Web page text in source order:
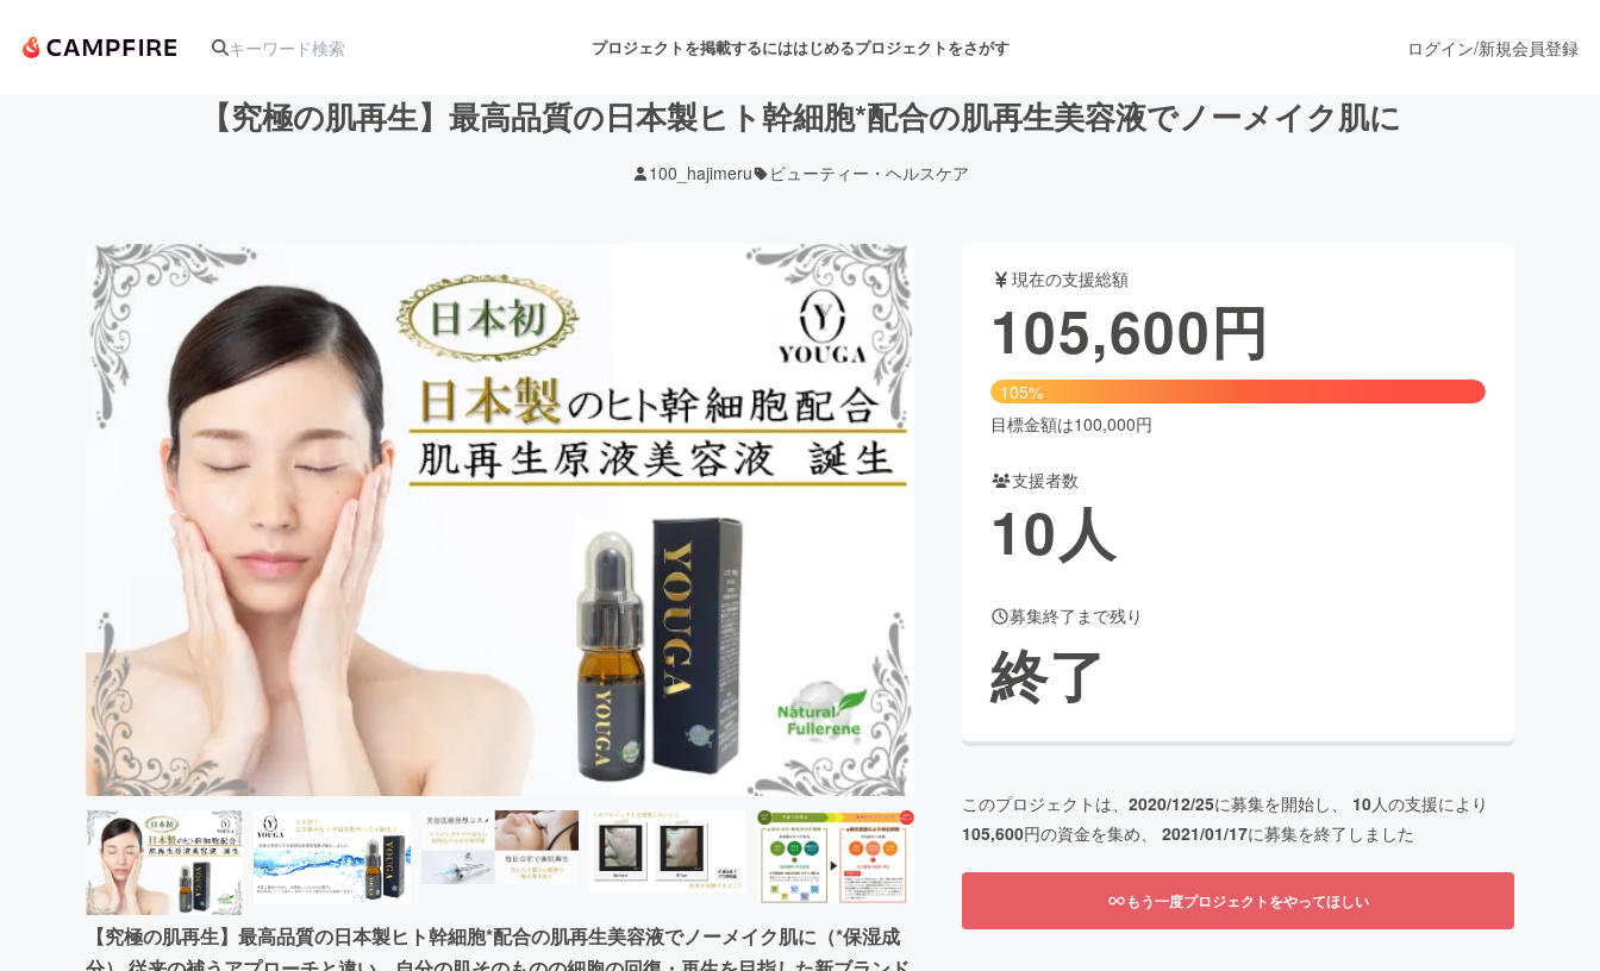
プロジェクトを掲載するにははじめるプロジェクトをさがす
アート・写真 音楽 舞台・パフォーマンス
テクノロジー・ガジェット フード・飲食店 ファッション
映像・映画 書籍・雑誌出版 アニメ・漫画
ビジネス・起業 チャレンジ ビューティー・ヘルスケア
まちづくり・地域活性化
CAMPFIRE for Social Good
CAMPFIRE Creation
CAMPFIREふるさと納税
machi-yaコミュニティ
ログイン/新規会員登録
【究極の肌再生】最高品質の日本製ヒト幹細胞*配合の肌再生美容液でノーメイク肌に
100_hajimeru ビューティー・ヘルスケア
【究極の肌再生】最高品質の日本製ヒト幹細胞*配合の肌再生美容液でノーメイク肌に（*保湿成
現在の支援総額
105,600円
105%
目標金額は100,000円
支援者数
10人
募集終了まで残り
終了
このプロジェクトは、 2020/12/25に募集を開始し、 10人の支援により
105,600円の資金を集め、 2021/01/17に募集を終了しました
もう一度プロジェクトをやってほしい